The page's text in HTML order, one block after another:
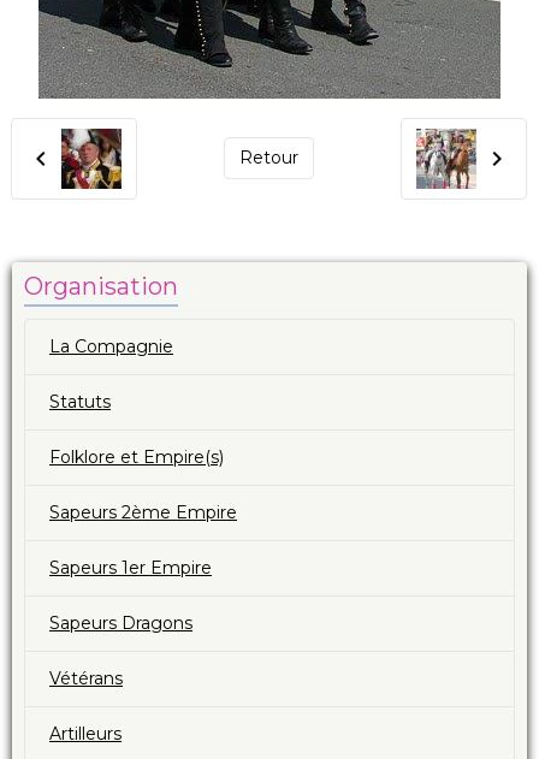
Retour
Organisation
La Compagnie
Statuts
Folklore et Empire(s)
Sapeurs 2ème Empire
Sapeurs 1er Empire
Sapeurs Dragons
Vétérans
Artilleurs